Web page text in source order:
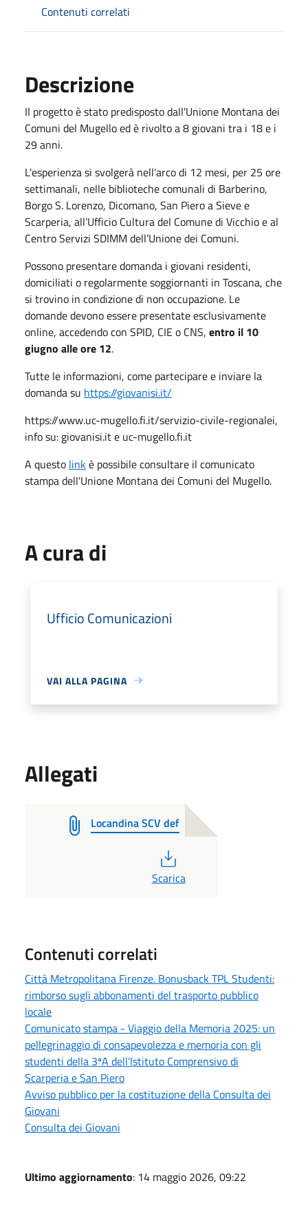
Contenuti correlati
Descrizione
Il progetto è stato predisposto dall'Unione Montana dei
Comuni del Mugello ed è rivolto a 8 giovani tra i 18 e i
29 anni.
L'esperienza si svolgerà nell'arco di 12 mesi, per 25 ore
settimanali, nelle biblioteche comunali di Barberino,
Borgo S. Lorenzo, Dicomano, San Piero a Sieve e
Scarperia, all’Ufficio Cultura del Comune di Vicchio e al
Centro Servizi SDIMM dell’Unione dei Comuni.
Possono presentare domanda i giovani residenti,
domiciliati o regolarmente soggiornanti in Toscana, che
si trovino in condizione di non occupazione. Le
domande devono essere presentate esclusivamente
online, accedendo con SPID, CIE o CNS, entro il 10
giugno alle ore 12.
Tutte le informazioni, come partecipare e inviare la
domanda su https://giovanisi.it/
https://www.uc-mugello.fi.it/servizio-civile-regionalei,
info su: giovanisi.it e uc-mugello.fi.it
A questo linkè possibile consultare il comunicato
stampa dell'Unione Montana dei Comuni del Mugello.
A cura di
Ufficio Comunicazioni
VAI ALLA PAGINA
Allegati
Locandina SCV def
Scarica
Contenuti correlati
Città Metropolitana Firenze. Bonusback TPL Studenti:
rimborso sugli abbonamenti del trasporto pubblico
locale
Comunicato stampa - Viaggio della Memoria 2025: un
pellegrinaggio di consapevolezza e memoria con gli
studenti della 3ªA dell’Istituto Comprensivo di
Scarperia e San Piero
Avviso pubblico per la costituzione della Consulta dei
Giovani
Consulta dei Giovani
Ultimo aggiornamento: 14 maggio 2026, 09:22